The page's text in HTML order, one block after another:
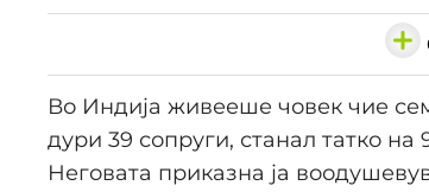
Во Индија живееше човек чие
дури 39 сопруги, станал татко
Неговата приказна ја